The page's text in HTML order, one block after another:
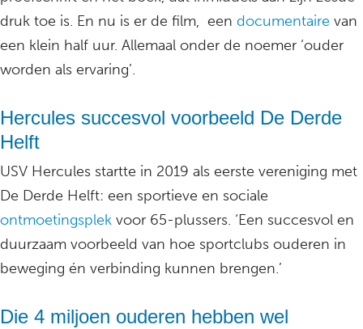
druk toe is. En nu is er de film, een documentaire van
een klein half uur. Allemaal onder de noemer ‘ouder
worden als ervaring’.
Hercules succesvol voorbeeld De Derde
Helft
USV Hercules startte in 2019 als eerste vereniging met
De Derde Helft: een sportieve en sociale
ontmoetingsplek voor 65-plussers. ‘Een succesvol en
duurzaam voorbeeld van hoe sportclubs ouderen in
beweging én verbinding kunnen brengen.’
Die 4 miljoen ouderen hebben wel